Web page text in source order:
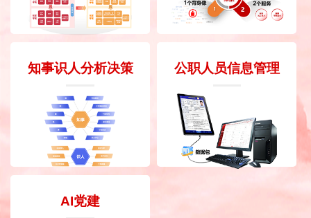
知事识人分析决策 公职人员信息管理
AI党建